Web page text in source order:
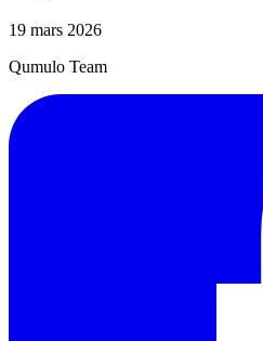
19 mars 2026
Qumulo Team